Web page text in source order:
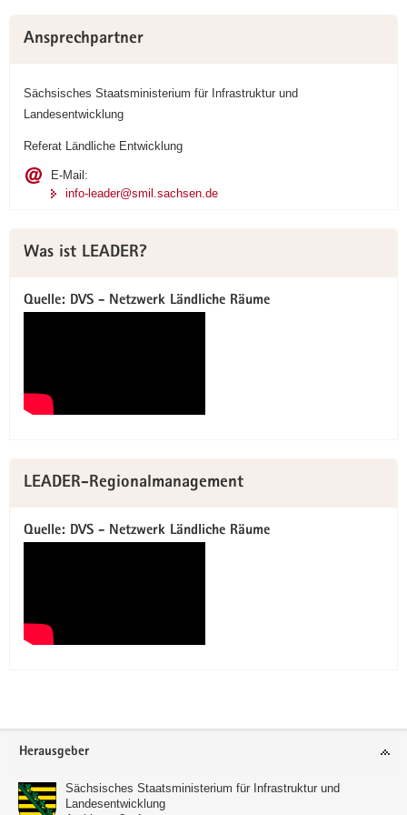
Ansprechpartner
Sächsisches Staatsministerium für Infrastruktur und
Landesentwicklung
Referat Ländliche Entwicklung
E-Mail:
info-leader@smil.sachsen.de
Was ist LEADER?
Quelle: DVS - Netzwerk Ländliche Räume
LEADER-Regionalmanagement
Quelle: DVS - Netzwerk Ländliche Räume
Footer-
Herausgeber
Sächsisches Staatsministerium für Infrastruktur und
Landesentwicklung